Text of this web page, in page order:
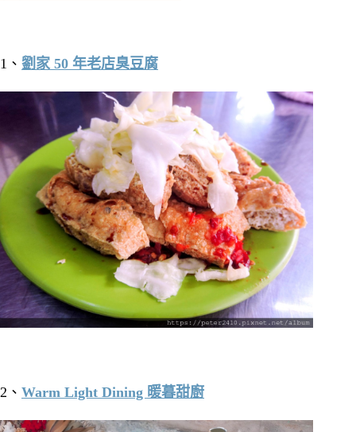
1、 劉家 50 年老店臭豆腐
2、 Warm Light Dining 暖暮甜廚